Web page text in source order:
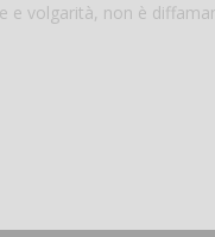
e volgarità, non è